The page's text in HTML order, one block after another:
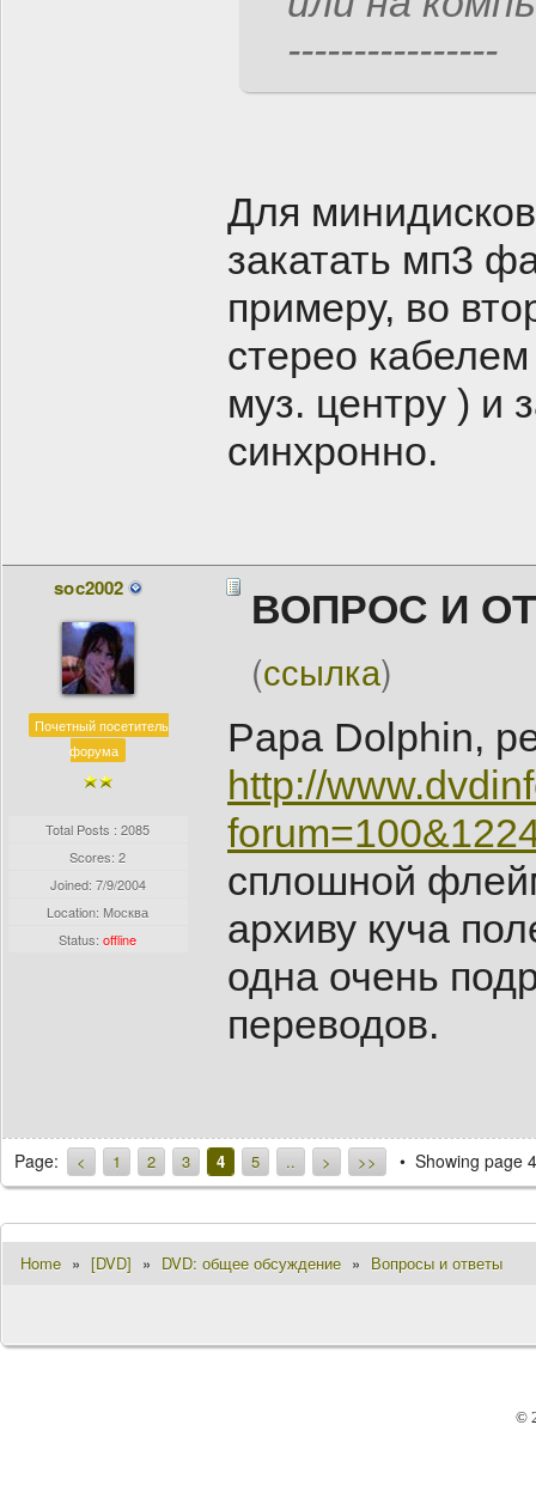
----------------
Для
закатать мп3
примеру, во
стерео
муз. центру ) и
синхронно.
soc2002
Почетный посетитель
форума
Total Posts : 2085
Scores: 2
Joined: 7/9/2004
Location: Москва
Status:offline
ВОПРОС И
(ссылка)
Papa Dolphin,
http://
сплошной
архиву куча
одна очень
переводов.
Page: < 1 2 3 4 5 .. > >> Showing page
Home » [DVD] » DVD: общее обсуждение » Вопросы и ответы
©